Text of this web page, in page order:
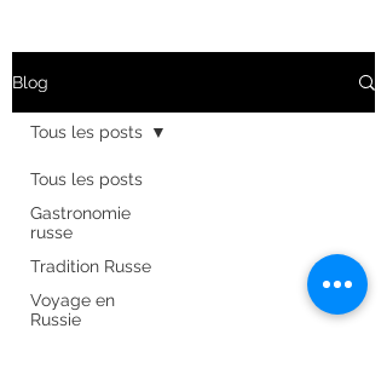
Blog
Tous les posts
Gastronomie
russe
Tradition Russe
Voyage en
Russie
Tous les posts